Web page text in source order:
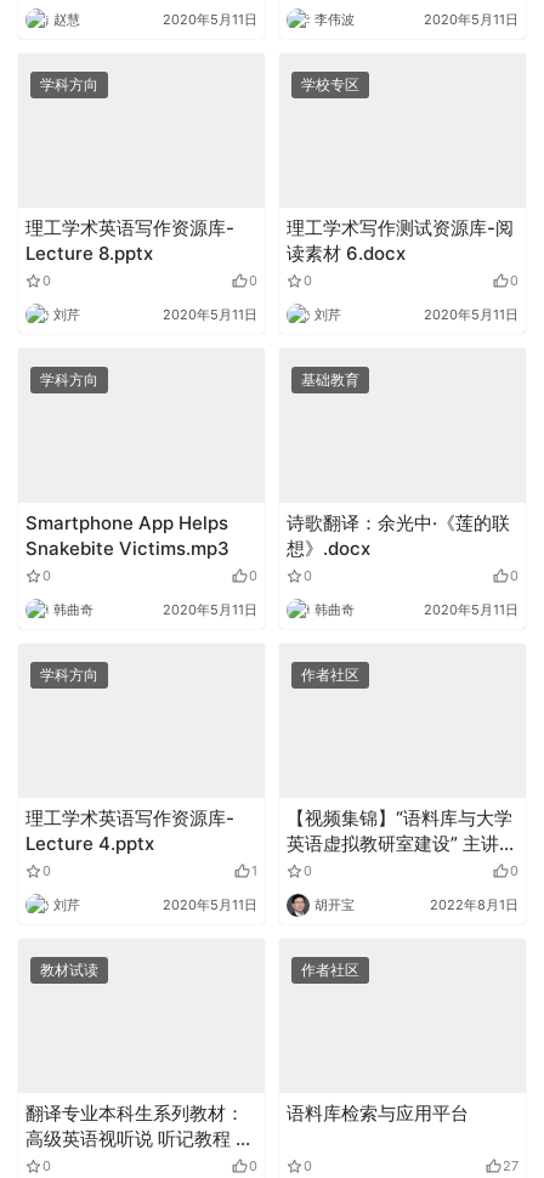
赵慧 2020年5月11日 李伟波 2020年5月11日
学科方向
理工学术英语写作资源库-
Lecture 8.pptx
0 0
刘芹 2020年5月11日
学校专区
理工学术写作测试资源库-阅
读素材 6.docx
0 0
刘芹 2020年5月11日
学科方向
Smartphone App Helps
Snakebite Victims.mp3
0 0
韩曲奇 2020年5月11日
基础教育
诗歌翻译：余光中·《莲的联
想》.docx
0 0
韩曲奇 2020年5月11日
学科方向
理工学术英语写作资源库-
Lecture 4.pptx
0 1
刘芹 2020年5月11日
作者社区
【视频集锦】“语料库与大学
英语虚拟教研室建设” 主讲
人：李晓倩
0 0
胡开宝 2022年8月1日
教材试读
翻译专业本科生系列教材：
高级英语视听说 听记教程 2
学生用书（附光盘）
0 0
作者社区
语料库检索与应用平台
0 27